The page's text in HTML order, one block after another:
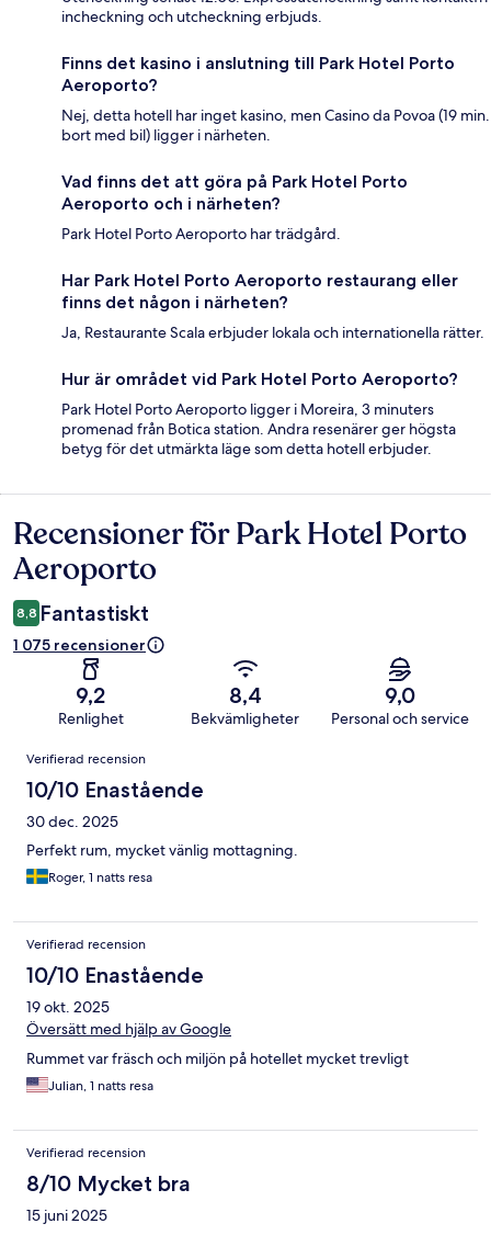
incheckning och utcheckning erbjuds.
Finns det kasino i anslutning till Park Hotel Porto
Aeroporto?
Nej, detta hotell har inget kasino, men Casino da Povoa (19 min.
bort med bil) ligger i närheten.
Vad finns det att göra på Park Hotel Porto
Aeroporto och i närheten?
Park Hotel Porto Aeroporto har trädgård.
Har Park Hotel Porto Aeroporto restaurang eller
finns det någon i närheten?
Ja, Restaurante Scala erbjuder lokala och internationella rätter.
Hur är området vid Park Hotel Porto Aeroporto?
Park Hotel Porto Aeroporto ligger i Moreira, 3 minuters
promenad från Botica station. Andra resenärer ger högsta
betyg för det utmärkta läge som detta hotell erbjuder.
Recensioner
Recensioner för Park Hotel Porto
Aeroporto
8,8 Fantastiskt
1 075 recensioner
9,2
Renlighet
8,4
Bekvämligheter
9,0
Personal och service
Recensioner
Verifierad recension
10/10 Enastående
30 dec. 2025
Perfekt rum, mycket vänlig mottagning.
Roger, 1 natts resa
Verifierad recension
10/10 Enastående
19 okt. 2025
Översätt med hjälp av Google
Rummet var fräsch och miljön på hotellet mycket trevligt
Julian, 1 natts resa
Verifierad recension
8/10 Mycket bra
15 juni 2025